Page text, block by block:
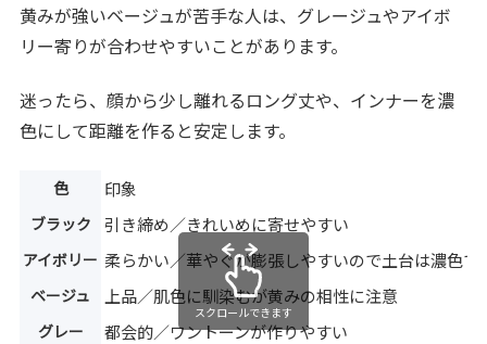
黄みが強いベージュが苦手な人は、グレージュやアイボ
リー寄りが合わせやすいことがあります。
迷ったら、顔から少し離れるロング丈や、インナーを濃
色にして距離を作ると安定します。
色 印象
ブラック 引き締め／きれいめに寄せやすい
アイボリー 柔らかい／華やぐが膨張しやすいので土台は濃色で
ベージュ 上品／肌色に馴染むが黄みの相性に注意
グレー 都会的／ワントーンが作りやすい
スクロールできます